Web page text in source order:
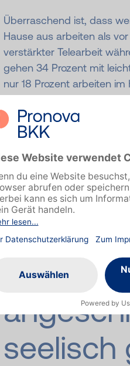
Überraschend ist, dass
Hause aus arbeiten als
verstärkter Telearbeit
gehen 34 Prozent mit
nur 18 Prozent arbeiten
Erkrankung mit mildem
doppelt so viele
Arbeitsplatz vor Ort –
Unter
seelisch